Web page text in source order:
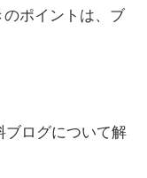
ポイントは、ブ
ログについて解